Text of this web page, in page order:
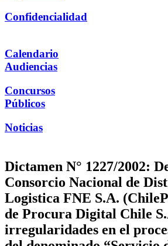
Confidencialidad
Calendario
Audiencias
Concursos
Públicos
Noticias
Dictamen N° 1227/2002:
Consorcio Nacional de
Logistica FNE S.A.
de Procura Digital Chile
irregularidades en el